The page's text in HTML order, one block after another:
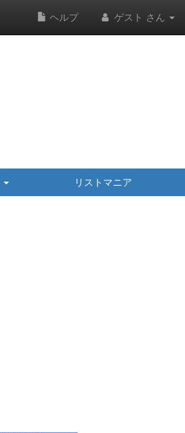
ヘルプ ゲスト さん
リストマニア